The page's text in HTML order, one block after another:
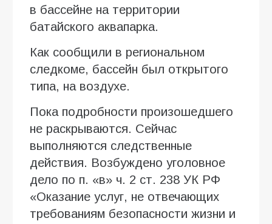
в бассейне на территории
батайского аквапарка.
Как сообщили в региональном
следкоме, бассейн был открытого
типа, на воздухе.
Пока подробности произошедшего
не раскрываются. Сейчас
выполняются следственные
действия. Возбуждено уголовное
дело по п. «в» ч. 2 ст. 238 УК РФ
«Оказание услуг, не отвечающих
требованиям безопасности жизни и